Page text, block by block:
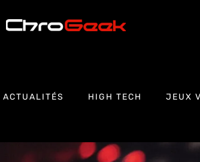
ACTUALITÉS HIGH TECH JEUX